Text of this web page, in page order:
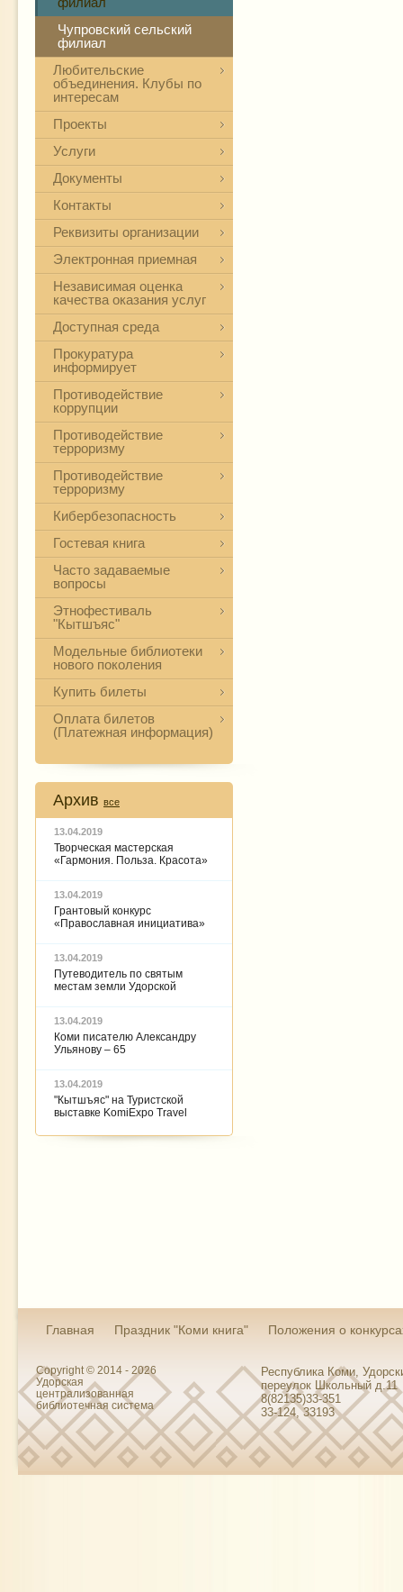
Чупровский сельский
филиал
Любительские
объединения. Клубы по
интересам
Проекты
Услуги
Документы
Контакты
Реквизиты организации
Электронная приемная
Независимая оценка
качества оказания услуг
Доступная среда
Прокуратура
информирует
Противодействие
коррупции
Противодействие
терроризму
Противодействие
терроризму
Кибербезопасность
Гостевая книга
Часто задаваемые
вопросы
Этнофестиваль
"Кытшъяс"
Модельные библиотеки
нового поколения
Купить билеты
Оплата билетов
(Платежная информация)
Архив все
13.04.2019
Творческая мастерская
«Гармония. Польза. Красота»
13.04.2019
Грантовый конкурс
«Православная инициатива»
13.04.2019
Путеводитель по святым
местам земли Удорской
13.04.2019
Коми писателю Александру
Ульянову – 65
13.04.2019
"Кытшъяс" на Туристской
выставке KomiExpo Travel
Главная Праздник "Коми книга" Положения о
Copyright © 2014 - 2026
Удорская
централизованная
библиотечная система
Республика Коми,
переулок Школьный д.11
8(82135)33-351
33-124, 33193